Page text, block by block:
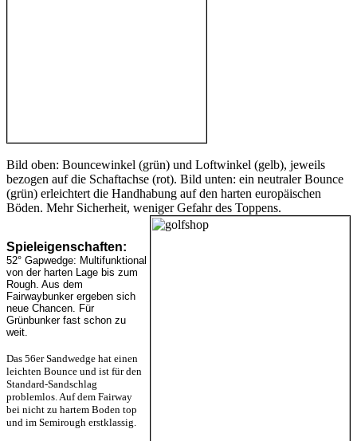
Bild oben: Bouncewinkel (grün) und Loftwinkel (gelb), jeweils
bezogen auf die Schaftachse (rot). Bild unten: ein neutraler Bounce
(grün) erleichtert die Handhabung auf den harten europäischen
Böden. Mehr Sicherheit, weniger Gefahr des Toppens.
Spieleigenschaften:
52° Gapwedge: Multifunktional
von der harten Lage bis zum
Rough. Aus dem
Fairwaybunker ergeben sich
neue Chancen. Für
Grünbunker fast schon zu
weit.
Das 56er Sandwedge hat einen
leichten Bounce und ist für den
Standard-Sandschlag
problemlos. Auf dem Fairway
bei nicht zu hartem Boden top
und im Semirough erstklassig.